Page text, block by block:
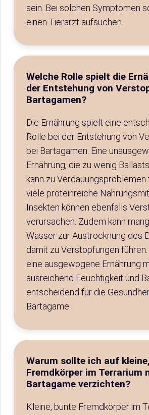
sein. Bei solchen Symptomen
einen Tierarzt aufsuchen.
Welche Rolle spielt die
der Entstehung von
Bartagamen?
Die Ernährung spielt eine
Rolle bei der Entstehung von
bei Bartagamen. Eine
Ernährung, die zu wenig
kann zu Verdauungsproblemen
viele proteinreiche
Insekten können ebenfalls
verursachen. Zudem kann
Wasser zur Austrocknung des
damit zu Verstopfungen
eine ausgewogene Ernährung
ausreichend Feuchtigkeit und
entscheidend für die
Bartagame.
Warum sollte ich auf
Fremdkörper im Terrarium
Bartagame verzichten?
Kleine, bunte Fremdkörper im